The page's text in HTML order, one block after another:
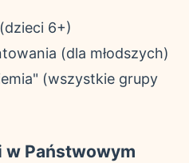
6+)
(dla młodszych)
(wszystkie grupy
w Państwowym